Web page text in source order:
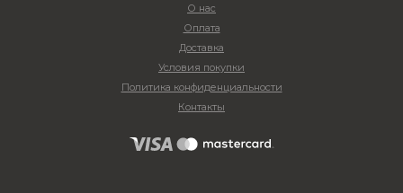
О нас
Оплата
Доставка
Условия покупки
Политика конфиденциальности
Контакты